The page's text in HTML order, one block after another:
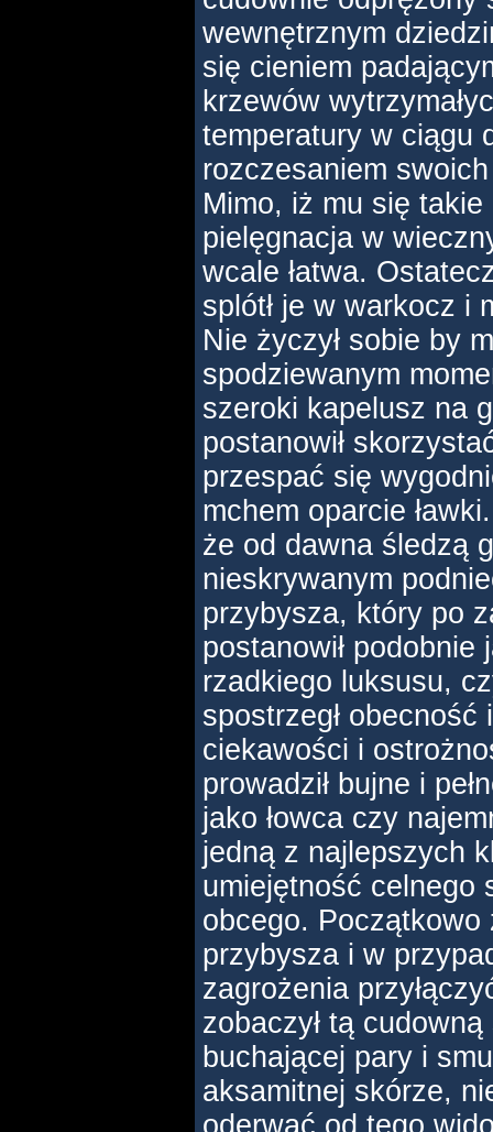
wewnętrznym
się cieniem
krzewów
temperatury w ciągu
rozczesaniem swoich
Mimo, iż mu się takie
pielęgnacja w
wcale łatwa.
splótł je w warkocz i
Nie życzył sobie by
spodziewanym
szeroki kapelusz na
postanowił
przespać się
mchem oparcie
że od dawna śledzą
nieskrywanym
przybysza, który po
postanowił
rzadkiego luksusu,
spostrzegł
ciekawości i
prowadził bujne i
jako łowca czy
jedną z najlepszych
umiejętność celnego
obcego. Początkowo
przybysza i w
zagrożenia
zobaczył tą
buchającej pary i
aksamitnej skórze,
oderwać od tego